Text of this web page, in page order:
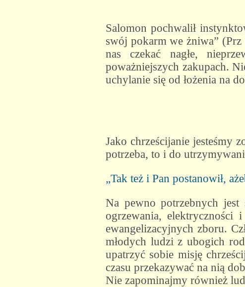
Salomon pochwalił
swój pokarm we żniwa”
nas czekać nagłe,
poważniejszych zakupach.
uchylanie się od łożenia na
Jako chrześcijanie jesteśmy
potrzeba, to i do
„Tak też i Pan postanowił,
Na pewno potrzebnych
ogrzewania, elektryczności
ewangelizacyjnych zboru.
młodych ludzi z ubogich
upatrzyć sobie misję
czasu przekazywać na nią
Nie zapominajmy również